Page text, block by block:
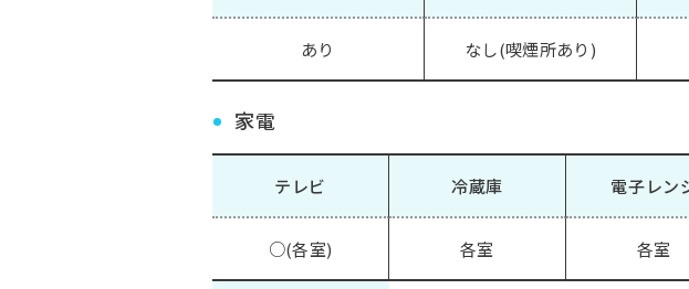
あり なし(喫煙所あり)
家電
テレビ
○(各室)
冷蔵庫
各室
電子レン
各室